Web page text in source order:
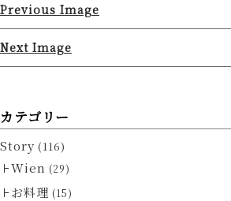
Previous Image
Next Image
カテゴリー
Story (116)
Wien (29)
お料理 (15)